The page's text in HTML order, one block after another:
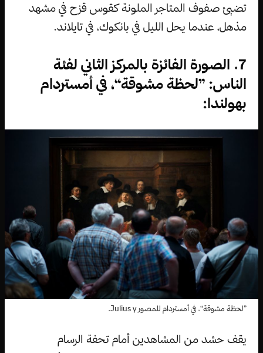
تضيئ صفوف المتاجر الملونة كقوس قزح في مشهد
مذهل، عندما يحل الليل في بانكوك، في تايلاند.
7. الصورة الفائزة بالمركز الثاني لفئة
الناس: ”لحظة مشوقة“، في أمستردام
بهولندا:
”لحظة مشوقة“، في أمستردام للمصور Julius y.
يقف حشد من المشاهدين أمام تحفة الرسام